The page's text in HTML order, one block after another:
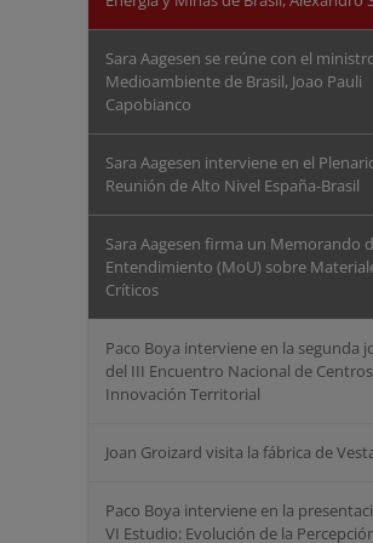
Sara Aagesen se reúne con el
Medioambiente de Brasil, Joao Pauli
Capobianco
Sara Aagesen interviene en el
Reunión de Alto Nivel España-Brasil
Sara Aagesen firma un Memorando
Entendimiento (MoU) sobre
Críticos
Paco Boya interviene en la segunda
del III Encuentro Nacional de
Innovación Territorial
Joan Groizard visita la fábrica de
Paco Boya interviene en la
VI Estudio: Evolución de la